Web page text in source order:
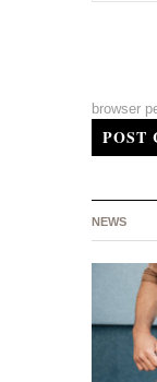
browser
POST
NEWS